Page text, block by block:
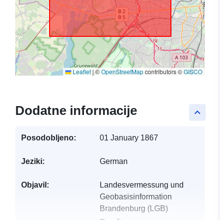
Leaflet | ©OpenStreetMapcontributors ©GISCO
keyboard_arrow_up
Dodatne informacije
Posodobljeno: 01 January 1867
Jeziki: German
Objavil:
Landesvermessung und
Geobasisinformation
Brandenburg (LGB)